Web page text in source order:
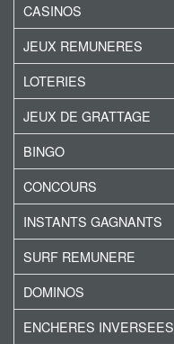
CASINOS
JEUX REMUNERES
LOTERIES
JEUX DE GRATTAGE
BINGO
CONCOURS
INSTANTS GAGNANTS
SURF REMUNERE
DOMINOS
ENCHERES INVERSEES